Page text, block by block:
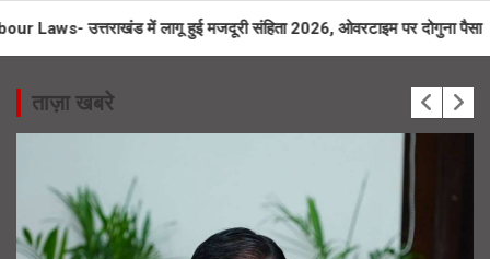
में लागू हुई मजदूरी संहिता 2026, ओवरटाइम पर दोगुना पैसा UKPSC
ताज़ा खबरे